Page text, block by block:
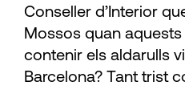
Conseller d’Interior
Mossos quan
contenir els aldarulls
Barcelona? Tant trist